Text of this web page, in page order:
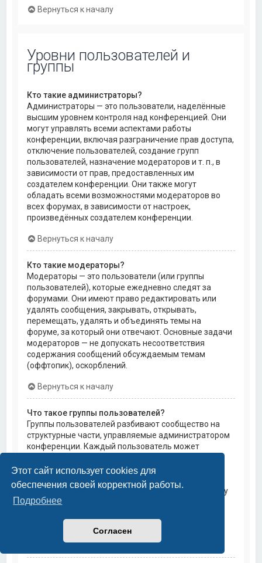
Этот сайт использует cookies для
обеспечения своей корректной работы.
Подробнее
Согласен
Вернуться к началу
Уровни пользователей и
группы
Кто такие администраторы?
Администраторы — это пользователи, наделённые
высшим уровнем контроля над конференцией. Они
могут управлять всеми аспектами работы
конференции, включая разграничение прав доступа,
отключение пользователей, создание групп
пользователей, назначение модераторов и т. п., в
зависимости от прав, предоставленных им
создателем конференции. Они также могут
обладать всеми возможностями модераторов во
всех форумах, в зависимости от настроек,
произведённых создателем конференции.
Вернуться к началу
Кто такие модераторы?
Модераторы — это пользователи (или группы
пользователей), которые ежедневно следят за
форумами. Они имеют право редактировать или
удалять сообщения, закрывать, открывать,
перемещать, удалять и объединять темы на
форуме, за который они отвечают. Основные задачи
модераторов — не допускать несоответствия
содержания сообщений обсуждаемым темам
(оффтопик), оскорблений.
Вернуться к началу
Что такое группы пользователей?
Группы пользователей разбивают сообщество на
структурные части, управляемые администратором
конференции. Каждый пользователь может
могут быть назначены индивидуальные права
доступа. Это облегчает администраторам
назначение прав доступа одновременно большому
количеству пользователей, например, изменение
пользователям доступа к приватным форумам.
Вернуться к началу